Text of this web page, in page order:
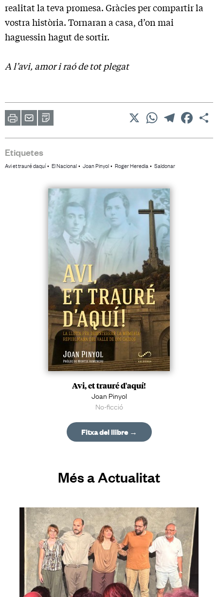
realitat la teva promesa. Gràcies per compartir la
vostra història. Tornaran a casa, d’on mai
haguessin hagut de sortir.
A l’avi, amor i raó de tot plegat
ImprimirEnvia
a
amic
PDF
WhatsAppTelegram
Etiquetes
Avi et trauré daquí El Nacional Joan Pinyol Roger Heredia Saldonar
Avi, et trauré d'aquí!
Joan Pinyol
No-ficció
Fitxa del llibre →
Més a Actualitat